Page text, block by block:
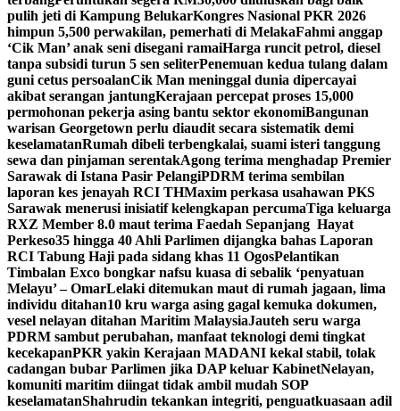
pulih jeti di Kampung BelukarKongres Nasional PKR 2026
himpun 5,500 perwakilan, pemerhati di MelakaFahmi anggap
‘Cik Man’ anak seni disegani ramaiHarga runcit petrol, diesel
tanpa subsidi turun 5 sen seliterPenemuan kedua tulang dalam
guni cetus persoalanCik Man meninggal dunia dipercayai
akibat serangan jantungKerajaan percepat proses 15,000
permohonan pekerja asing bantu sektor ekonomiBangunan
warisan Georgetown perlu diaudit secara sistematik demi
keselamatanRumah dibeli terbengkalai, suami isteri tanggung
sewa dan pinjaman serentakAgong terima menghadap Premier
Sarawak di Istana Pasir PelangiPDRM terima sembilan
laporan kes jenayah RCI THMaxim perkasa usahawan PKS
Sarawak menerusi inisiatif kelengkapan percumaTiga keluarga
RXZ Member 8.0 maut terima Faedah Sepanjang Hayat
Perkeso35 hingga 40 Ahli Parlimen dijangka bahas Laporan
RCI Tabung Haji pada sidang khas 11 OgosPelantikan
Timbalan Exco bongkar nafsu kuasa di sebalik ‘penyatuan
Melayu’ – OmarLelaki ditemukan maut di rumah jagaan, lima
individu ditahan10 kru warga asing gagal kemuka dokumen,
vesel nelayan ditahan Maritim MalaysiaJauteh seru warga
PDRM sambut perubahan, manfaat teknologi demi tingkat
kecekapanPKR yakin Kerajaan MADANI kekal stabil, tolak
cadangan bubar Parlimen jika DAP keluar KabinetNelayan,
komuniti maritim diingat tidak ambil mudah SOP
keselamatanShahrudin tekankan integriti, penguatkuasaan adil